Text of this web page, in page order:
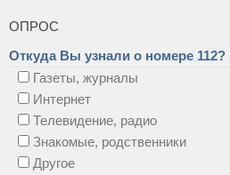
ОПРОС
Откуда Вы узнали о номере 112?
Газеты, журналы
Интернет
Телевидение, радио
Знакомые, родственники
Другое